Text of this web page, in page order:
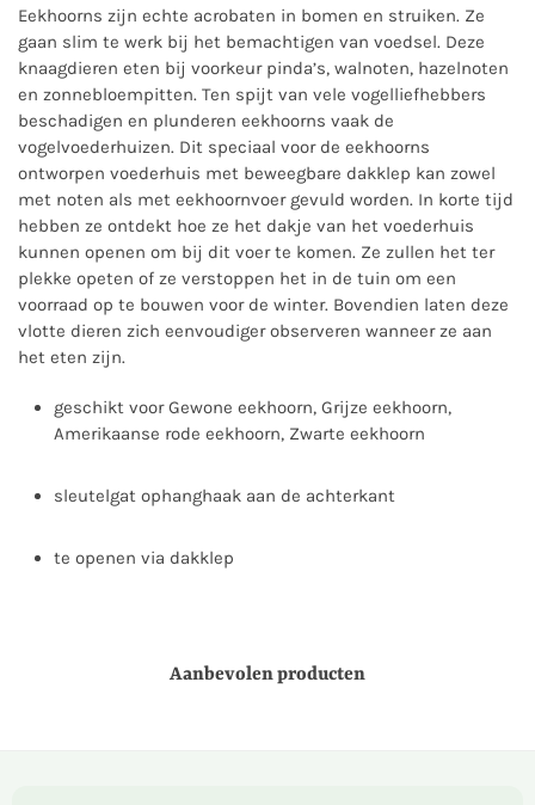
Eekhoorns zijn echte acrobaten in bomen en struiken. Ze
gaan slim te werk bij het bemachtigen van voedsel. Deze
knaagdieren eten bij voorkeur pinda’s, walnoten, hazelnoten
en zonnebloempitten. Ten spijt van vele vogelliefhebbers
beschadigen en plunderen eekhoorns vaak de
vogelvoederhuizen. Dit speciaal voor de eekhoorns
ontworpen voederhuis met beweegbare dakklep kan zowel
met noten als met eekhoornvoer gevuld worden. In korte tijd
hebben ze ontdekt hoe ze het dakje van het voederhuis
kunnen openen om bij dit voer te komen. Ze zullen het ter
plekke opeten of ze verstoppen het in de tuin om een
voorraad op te bouwen voor de winter. Bovendien laten deze
vlotte dieren zich eenvoudiger observeren wanneer ze aan
het eten zijn.
geschikt voor Gewone eekhoorn, Grijze eekhoorn,
Amerikaanse rode eekhoorn, Zwarte eekhoorn
sleutelgat ophanghaak aan de achterkant
te openen via dakklep
Aanbevolen producten